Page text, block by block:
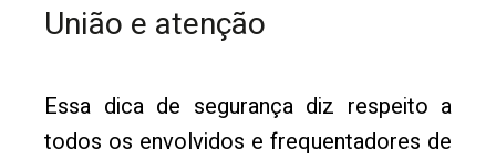
União e atenção
Essa dica de segurança diz respeito a
todos os envolvidos e frequentadores de